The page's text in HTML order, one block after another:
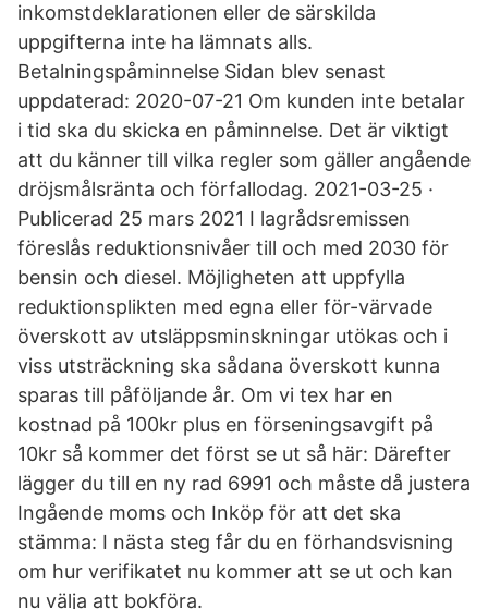
inkomstdeklarationen eller de särskilda
uppgifterna inte ha lämnats alls.
Betalningspåminnelse Sidan blev senast
uppdaterad: 2020-07-21 Om kunden inte betalar
i tid ska du skicka en påminnelse. Det är viktigt
att du känner till vilka regler som gäller angående
dröjsmålsränta och förfallodag. 2021-03-25 ·
Publicerad 25 mars 2021 I lagrådsremissen
föreslås reduktionsnivåer till och med 2030 för
bensin och diesel. Möjligheten att uppfylla
reduktionsplikten med egna eller för-värvade
överskott av utsläppsminskningar utökas och i
viss utsträckning ska sådana överskott kunna
sparas till påföljande år. Om vi tex har en
kostnad på 100kr plus en förseningsavgift på
10kr så kommer det först se ut så här: Därefter
lägger du till en ny rad 6991 och måste då justera
Ingående moms och Inköp för att det ska
stämma: I nästa steg får du en förhandsvisning
om hur verifikatet nu kommer att se ut och kan
nu välja att bokföra.